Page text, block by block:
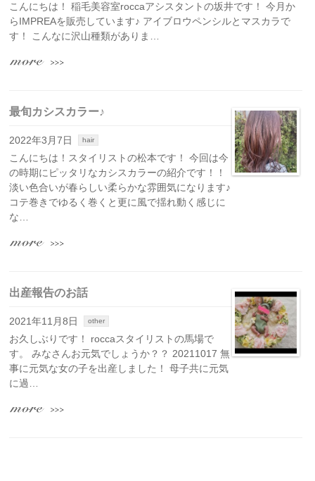
こんにちは！ 稲毛美容室roccaアシスタントの坂井です！ 今月か
らIMPREAを販売しています♪ アイブロウペンシルとマスカラで
す！ こんなに沢山種類がありま…
最旬カシスカラー♪
2022年3月7日 hair
こんにちは！スタイリストの松本です！ 今回は今
の時期にピッタリなカシスカラーの紹介です！！
淡い色合いが春らしい柔らかな雰囲気になります♪
コテ巻きでゆるく巻くと更に風で揺れ動く感じに
な…
出産報告のお話
2021年11月8日 other
お久しぶりです！ roccaスタイリストの馬場で
す。 みなさんお元気でしょうか？？ 20211017 無
事に元気な女の子を出産しました！ 母子共に元気
に過…